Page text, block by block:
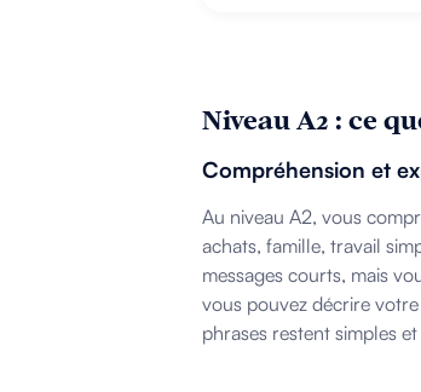
Niveau A2 : ce
Compréhension et
Au niveau A2, vous
achats, famille, travail
messages courts, mais
vous pouvez décrire
phrases restent simples